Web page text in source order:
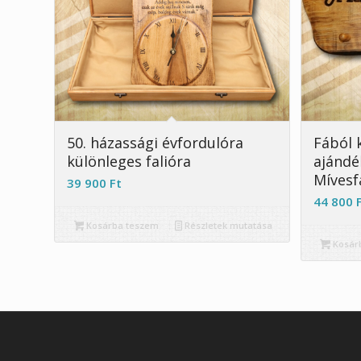
5.00
50. házassági évfordulóra
különleges falióra
39 900 Ft
Kosárba teszem Részletek mutatása
Fából
44 800